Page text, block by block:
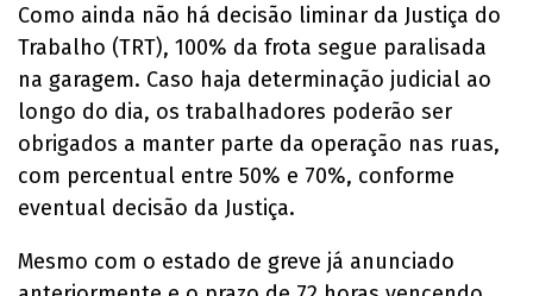
Como ainda não há decisão liminar da Justiça do
Trabalho (TRT), 100% da frota segue paralisada
na garagem. Caso haja determinação judicial ao
longo do dia, os trabalhadores poderão ser
obrigados a manter parte da operação nas ruas,
com percentual entre 50% e 70%, conforme
eventual decisão da Justiça.
Mesmo com o estado de greve já anunciado